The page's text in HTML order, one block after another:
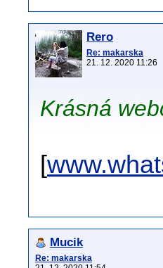
Rero
Re: makarska
21. 12. 2020 11:26
Krásná
[
Mucik
Re: makarska